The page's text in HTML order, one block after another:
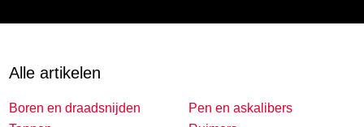
Alle artikelen
Boren en draadsnijden
Pen en askalibers